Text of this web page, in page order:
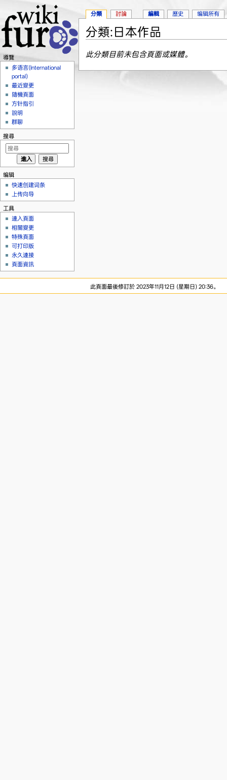
分類:日本作品
此分類目前未包含頁面或媒體。
分類 討論 編輯 歷史 编辑所有
導覽
多语言(International
portal)
最近變更
隨機頁面
方针指引
說明
群聊
搜尋
编辑
快速创建词条
上传向导
工具
連入頁面
相關變更
特殊頁面
可打印版
永久連接
頁面資訊
此頁面最後修訂於 2023年11月12日 (星期日) 20:36。